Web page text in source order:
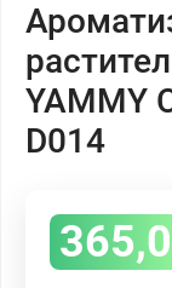
YAMMY
D014